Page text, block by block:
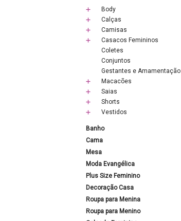
Body
Calças
Camisas
Casacos Femininos
Coletes
Conjuntos
Gestantes e Amamentação
Macacões
Saias
Shorts
Vestidos
Banho
Cama
Mesa
Moda Evangélica
Plus Size Feminino
Decoração Casa
Roupa para Menina
Roupa para Menino